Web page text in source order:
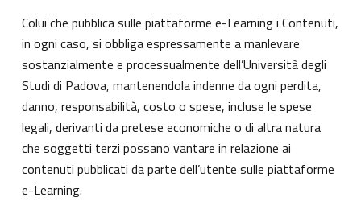
Colui che pubblica sulle piattaforme e-Learning i Contenuti,
in ogni caso, si obbliga espressamente a manlevare
sostanzialmente e processualmente dell’Università degli
Studi di Padova, mantenendola indenne da ogni perdita,
danno, responsabilità, costo o spese, incluse le spese
legali, derivanti da pretese economiche o di altra natura
che soggetti terzi possano vantare in relazione ai
contenuti pubblicati da parte dell’utente sulle piattaforme
e-Learning.